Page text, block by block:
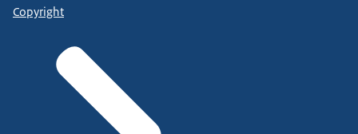
Copyright